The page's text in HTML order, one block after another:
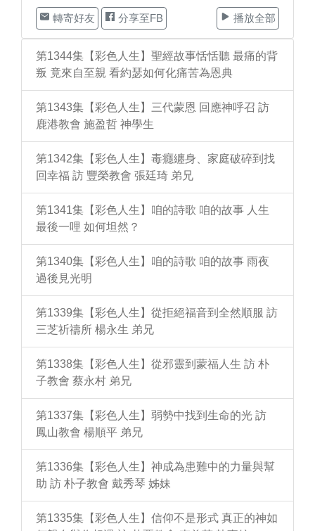
轉寄好友 分享至FB 播放全部
第1344集【彩色人生】聖經故事恬恬聽 最痛的背
叛 竟來自至親 看約瑟如何化痛苦為恩典
第1343集【彩色人生】三代蒙恩 回應神呼召 訪
鹿港教會 施盈哲 神學生
第1342集【彩色人生】毒癮纏身、家庭破碎到找
回幸福 訪 豐榮教會 張廷琦 弟兄
第1341集【彩色人生】咱的詩歌 咱的故事 人生
最後一哩 如何坦然？
第1340集【彩色人生】咱的詩歌 咱的故事 雨夜
過後見光明
第1339集【彩色人生】從拒絕福音到全然順服 訪
三芝祈禱所 楊永生 弟兄
第1338集【彩色人生】從邪靈到蒙福人生 訪 朴
子教會 蔡永村 弟兄
第1337集【彩色人生】弱勢中找到生命的光 訪
鳳山教會 楊順平 弟兄
第1336集【彩色人生】神成為患難中的力量與幫
助 訪 朴子教會 戴秀琴 姊妹
第1335集【彩色人生】信仰不是形式 真正的神如